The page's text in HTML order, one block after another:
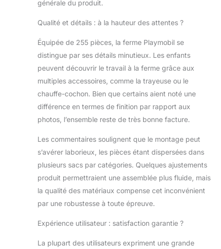
sous l’eau
recours à des
agents chimiques.
La notice permet
de monter
jouets avec l’aide
des parents.
générale du produit.
Qualité et détails : à la hauteur des attentes ?
Équipée de 255 pièces, la ferme Playmobil se
distingue par ses détails minutieux. Les enfants
peuvent découvrir le travail à la ferme grâce aux
multiples accessoires, comme la trayeuse ou le
chauffe-cochon. Bien que certains aient noté une
différence en termes de finition par rapport aux
photos, l’ensemble reste de très bonne facture.
Les commentaires soulignent que le montage peut
s’avérer laborieux, les pièces étant dispersées dans
plusieurs sacs par catégories. Quelques ajustements
produit permettraient une assemblée plus fluide, mais
la qualité des matériaux compense cet inconvénient
par une robustesse à toute épreuve.
Expérience utilisateur : satisfaction garantie ?
La plupart des utilisateurs expriment une grande